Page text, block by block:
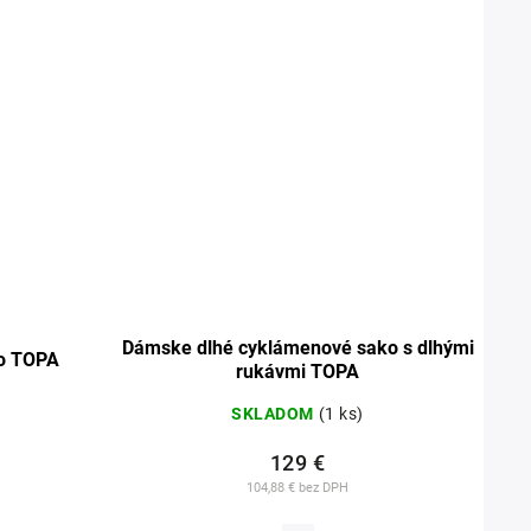
TOPA
Dámske dlhé cyklámenové sako s dlhými
rukávmi TOPA
SKLADOM (1 ks)
104,88 € bez DPH
129 €